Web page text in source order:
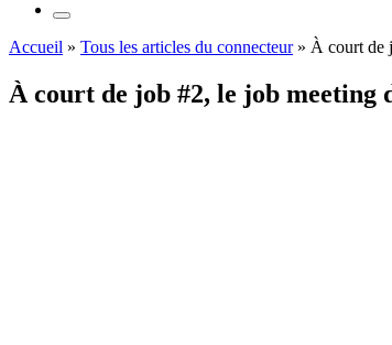
Accueil » Tous les articles du connecteur» À court de
À court de job #2, le job meeting